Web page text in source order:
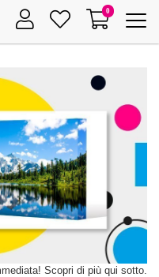
Toggle
0
Scopri di più qui sotto.